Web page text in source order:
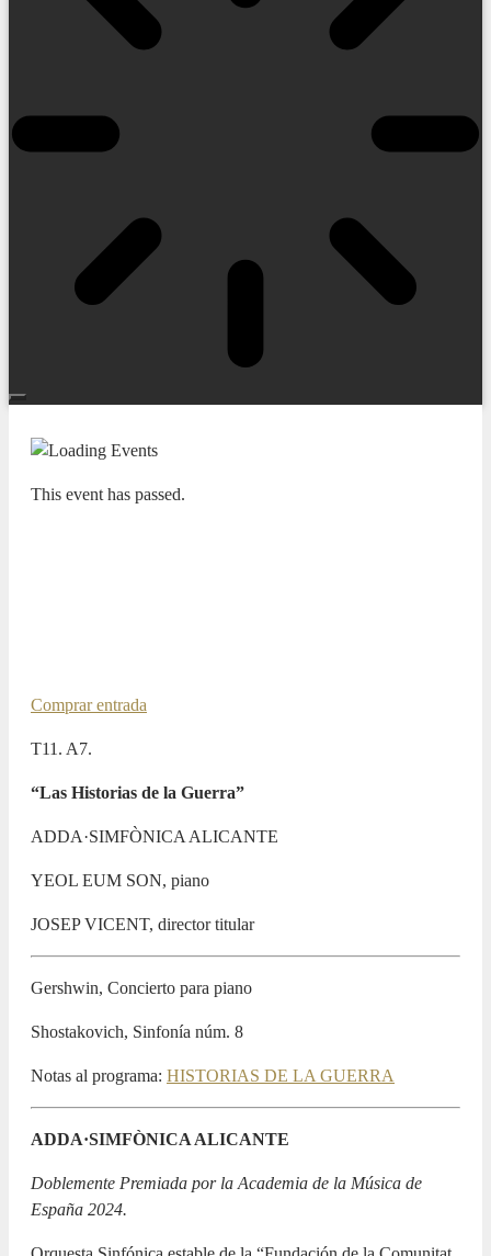
This event has passed.
Comprar entrada
T11. A7.
“Las Historias de la Guerra”
ADDA·SIMFÒNICA ALICANTE
YEOL EUM SON, piano
JOSEP VICENT, director titular
Gershwin, Concierto para piano
Shostakovich, Sinfonía núm. 8
Notas al programa: HISTORIAS DE LA GUERRA
ADDA·SIMFÒNICA ALICANTE
Doblemente Premiada por la Academia de la Música de
España 2024.